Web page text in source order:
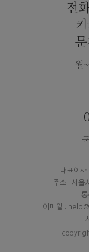
전
월
대표이사
주소 : 서울
이메일 :